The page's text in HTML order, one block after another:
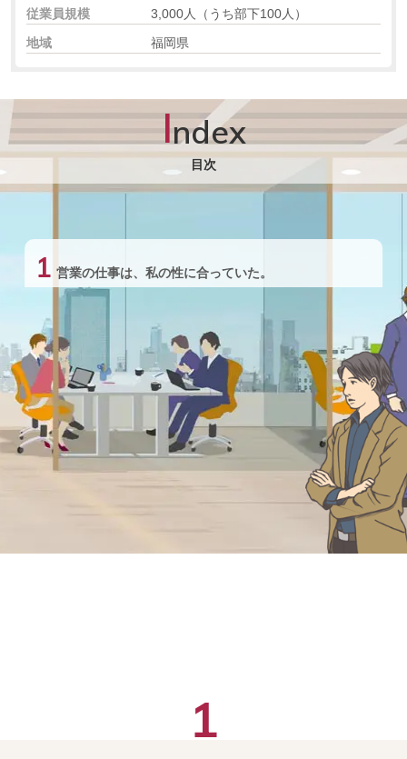
従業員規模
3,000人（うち部下100人）
地域
福岡県
Index
目次
1 営業の仕事は、私の性に合っていた。
なぜ部下は、こんな簡単なことができないのか。
3 はじめての、転勤。そして、地方の営業所
長。
4
まとめ